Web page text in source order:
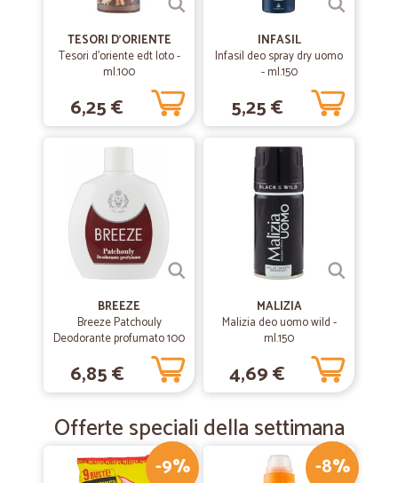
TESORI D'ORIENTE
Tesori d'oriente edt loto -
ml.100
6,25 €
INFASIL
Infasil deo spray dry uomo
- ml.150
5,25 €
BREEZE
Breeze Patchouly
Deodorante profumato 100
6,85 €
MALIZIA
Malizia deo uomo wild -
ml.150
4,69 €
Offerte speciali della settimana
-9% -8%